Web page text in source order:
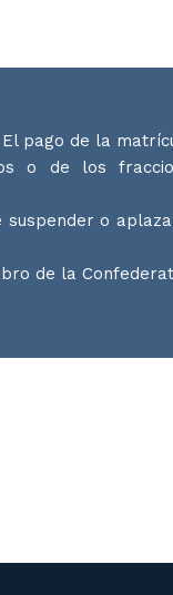
pago de la
o de los
o
de la